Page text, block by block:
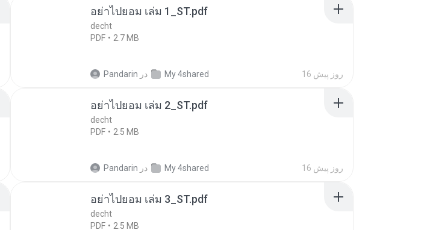
อย่าไปยอม เล่ม 1_ST.pdf
decht
PDF
2.7 MB
Pandarin در My 4shared 16 روز پیش
อย่าไปยอม เล่ม 2_ST.pdf
decht
PDF
2.5 MB
Pandarin در My 4shared 16 روز پیش
อย่าไปยอม เล่ม 3_ST.pdf
decht
PDF
2.5 MB